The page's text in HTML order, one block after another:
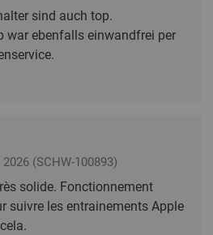
sind auch top.
war ebenfalls einwandfrei per
2026 (SCHW-100893)
solide. Fonctionnement
suivre les entrainements Apple